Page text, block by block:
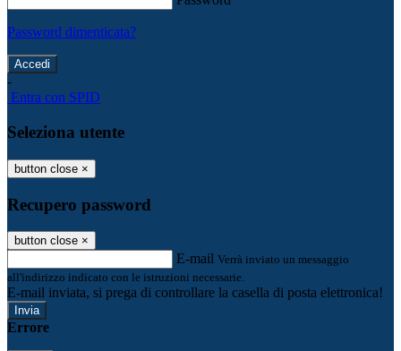
Password dimenticata?
-
Entra con SPID
Seleziona utente
button close ×
Recupero password
button close ×
E-mail Verrà inviato un messaggio
all'indirizzo indicato con le istruzioni necessarie.
E-mail inviata, si prega di controllare la casella di posta elettronica!
Errore